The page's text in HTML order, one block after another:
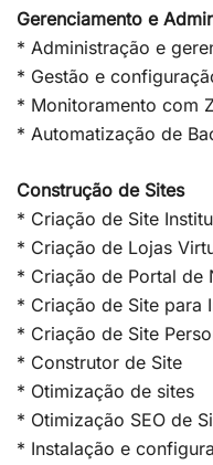
Gerenciamento e
* Administração e
* Gestão e
* Monitoramento com
* Automatização de
Construção de Sites
* Criação de Site
* Criação de Lojas
* Criação de Portal de
* Criação de Site para
* Criação de Site
* Construtor de Site
* Otimização de sites
* Otimização SEO de
* Instalação e